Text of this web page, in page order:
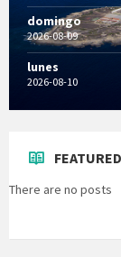
domingo
2026-08-09
lunes
2026-08-10
There are no posts